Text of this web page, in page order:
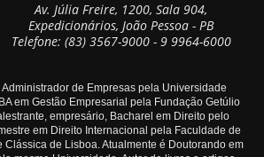
Av. Júlia Freire, 1200, Sala 904,
Expedicionários, João Pessoa - PB
Telefone: (83) 3567-9000 - 9 9964-6000
de Empresas pela Universidade
em Gestão Empresarial pela Fundação Getúlio
empresário, Bacharel em Direito pelo
em Direito Internacional pela Faculdade de
Clássica de Lisboa. Atualmente é Doutorando em